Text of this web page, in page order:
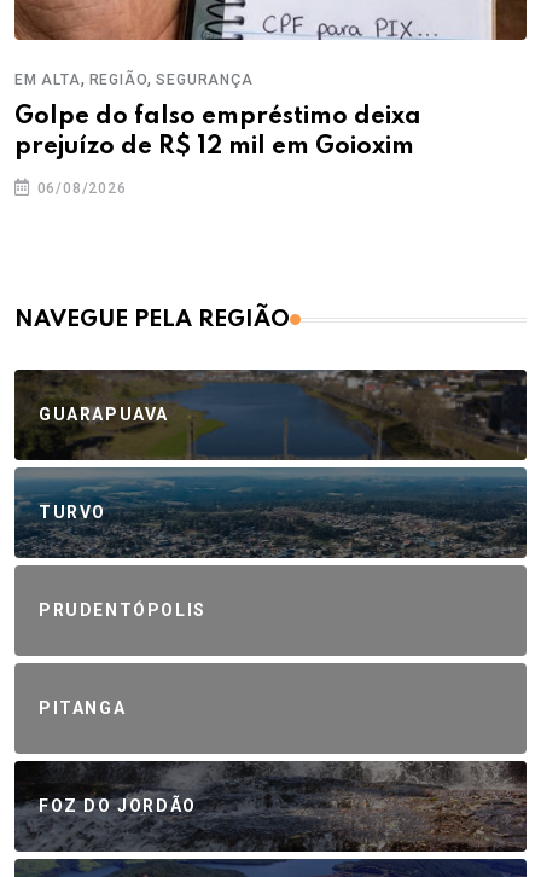
EM ALTA, REGIÃO,SEGURANÇA
Golpe do falso empréstimo deixa
prejuízo de R$ 12 mil em Goioxim
06/08/2026
NAVEGUE PELA REGIÃO
GUARAPUAVA
TURVO
PRUDENTÓPOLIS
PITANGA
FOZ DO JORDÃO